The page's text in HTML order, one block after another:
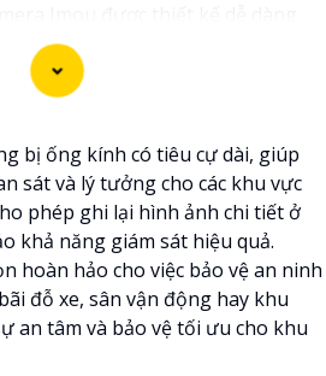
đặt và sử dụng mà không cần phải
phẩm của Imou được sản xuất bởi
thể tin tưởng vào chất lượng của
mới: Camera Wifi Imou thường
mới như trí tuệ nhân tạo, cảm
minh giúp tăng cường tính năng
hàng: Imou cung cấp dịch vụ hỗ
mua sản phẩm, bảo đảm rằng
bị ống kính có tiêu cự dài, giúp
sát và lý tưởng cho các khu vực
phép ghi lại hình ảnh chi tiết ở
khả năng giám sát hiệu quả.
hoàn hảo cho việc bảo vệ an ninh
đỗ xe, sân vận động hay khu
an tâm và bảo vệ tối ưu cho khu